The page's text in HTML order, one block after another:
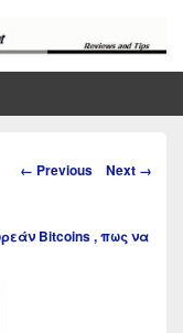
Image
← Previous Next →
Bitcoins , πως να